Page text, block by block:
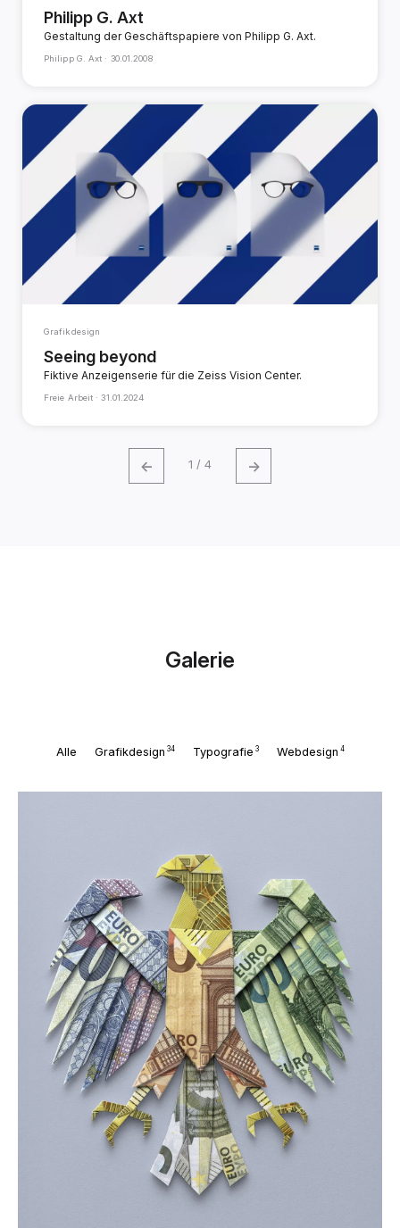
Philipp G. Axt
Gestaltung der Geschäftspapiere von Philipp G. Axt.
Philipp G. Axt · 30.01.2008
Grafikdesign
Seeing beyond
Fiktive Anzeigenserie für die Zeiss Vision Center.
Freie Arbeit ·31.01.2024
← 1 / 4 →
Galerie
Alle Grafikdesign 34 Typografie 3 Webdesign 4